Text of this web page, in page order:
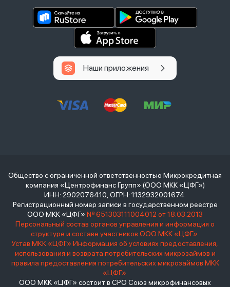
Наши приложения
Общество с ограниченной ответственностью Микрокредитная
компания «Центрофинанс Групп» (ООО МКК «ЦФГ»)
ИНН: 2902076410, ОГРН: 1132932001674
Регистрационный номер записи в государственном реестре
ООО МКК «ЦФГ» № 651303111004012 от 18.03.2013
Персональный состав органов управления и информация о
структуре и составе участников ООО МКК «ЦФГ»
Устав МКК «ЦФГ» Информация об условиях предоставления,
использования и возврата потребительских микрозаймов и
правила предоставления потребительских микрозаймов МКК
«ЦФГ»
ООО МКК «ЦФГ» состоит в СРО Союз микрофинансовых